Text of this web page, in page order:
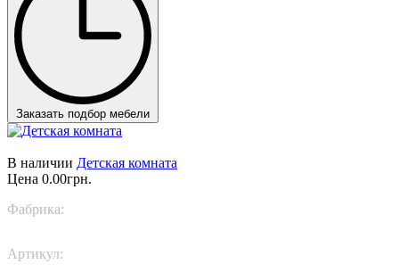
Заказать подбор мебели
В наличии Детская комната
Цена 0.00грн.
Фабрика:
Артикул: